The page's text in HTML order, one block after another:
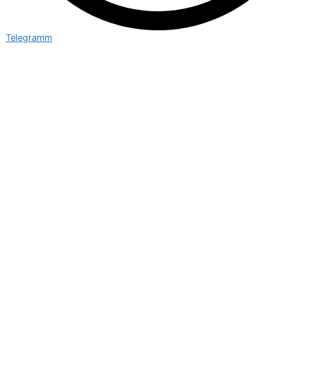
Telegramm